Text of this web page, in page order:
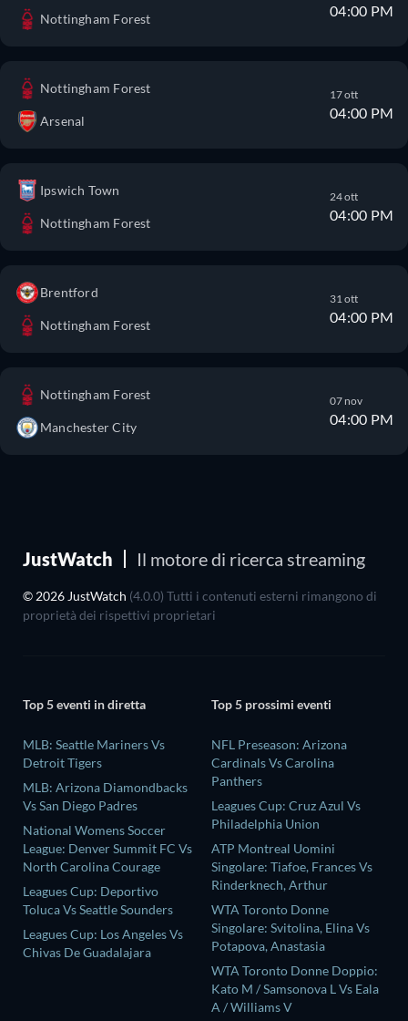
Nottingham Forest 04:00 PM
Nottingham Forest
Arsenal
17 ott
04:00 PM
Ipswich Town
Nottingham Forest
24 ott
04:00 PM
Brentford
Nottingham Forest
31 ott
04:00 PM
Nottingham Forest
Manchester City
07 nov
04:00 PM
JustWatch Il motore di ricerca streaming
© 2026 JustWatch (4.0.0) Tutti i contenuti esterni rimangono di
proprietà dei rispettivi proprietari
Top 5 eventi in diretta
MLB: Seattle Mariners Vs
Detroit Tigers
MLB: Arizona Diamondbacks
Vs San Diego Padres
National Womens Soccer
League: Denver Summit FC Vs
North Carolina Courage
Leagues Cup: Deportivo
Toluca Vs Seattle Sounders
Leagues Cup: Los Angeles Vs
Chivas De Guadalajara
Top 5 prossimi eventi
NFL Preseason: Arizona
Cardinals Vs Carolina
Panthers
Leagues Cup: Cruz Azul Vs
Philadelphia Union
ATP Montreal Uomini
Singolare: Tiafoe, Frances Vs
Rinderknech, Arthur
WTA Toronto Donne
Singolare: Svitolina, Elina Vs
Potapova, Anastasia
WTA Toronto Donne Doppio:
Kato M / Samsonova L Vs Eala
A / Williams V